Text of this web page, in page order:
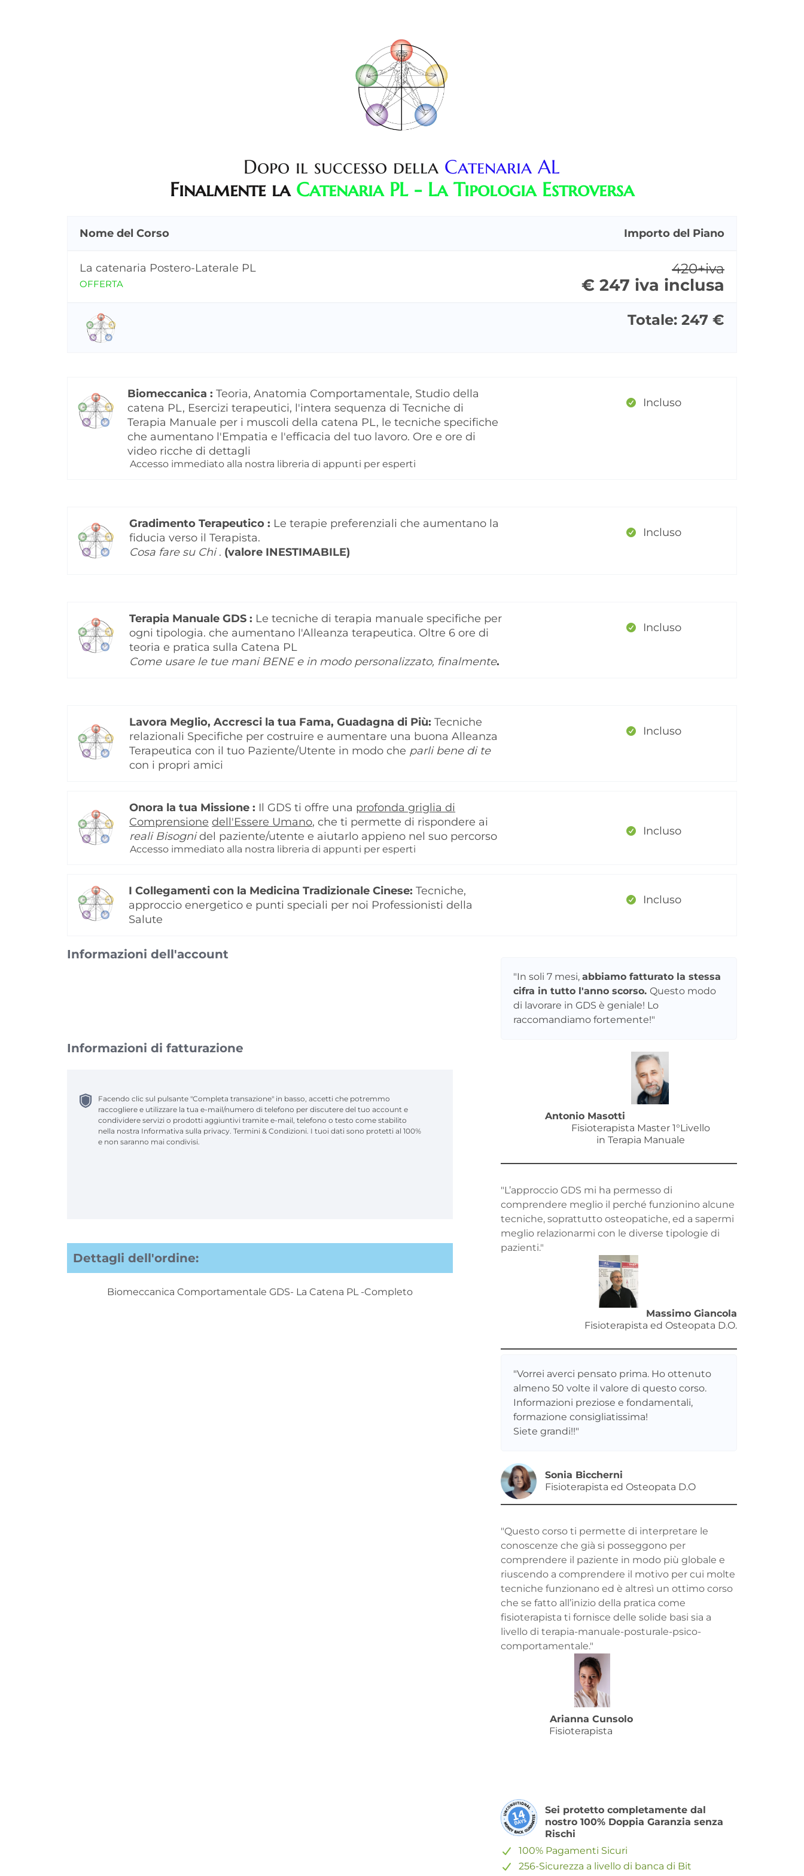
Dopo il successo della Catenaria AL
Finalmente la Catenaria PL - La Tipologia Estroversa
Nome del Corso Importo del Piano
La catenaria Postero-Laterale PL
OFFERTA
420+iva
€ 247 iva inclusa
Totale: 247 €
Biomeccanica :Teoria, Anatomia Comportamentale, Studio della
catena PL, Esercizi terapeutici, l'intera sequenza di Tecniche di
Terapia Manuale per i muscoli della catena PL, le tecniche specifiche
che aumentano l'Empatia e l'efficacia del tuo lavoro. Ore e ore di
video ricche di dettagli
Accesso immediato alla nostra libreria di appunti per esperti
Incluso
Gradimento Terapeutico : Le terapie preferenziali che aumentano la
fiducia verso il Terapista.
Cosa fare su Chi. (valore INESTIMABILE)
Incluso
Terapia Manuale GDS : Le tecniche di terapia manuale specifiche per
ogni tipologia. che aumentano l'Alleanza terapeutica. Oltre 6 ore di
teoria e pratica sulla Catena PL
Come usare le tue mani BENE e in modo personalizzato, finalmente.
Incluso
Lavora Meglio, Accresci la tua Fama, Guadagna di Più:Tecniche
relazionali Specifiche per costruire e aumentare una buona Alleanza
Terapeutica con il tuo Paziente/Utente in modo che parli bene di te
con i propri amici
Incluso
Onora la tua Missione : Il GDS ti offre una profonda griglia di
Comprensione dell'Essere Umano, che ti permette di rispondere ai
reali Bisognidel paziente/utente e aiutarlo appieno nel suo percorso
Accesso immediato alla nostra libreria di appunti per esperti
Incluso
I Collegamenti con la Medicina Tradizionale Cinese:Tecniche,
approccio energetico e punti speciali per noi Professionisti della
Salute
Incluso
Informazioni dell'account
Informazioni di fatturazione
Facendo clic sul pulsante "Completa transazione" in basso, accetti che potremmo
raccogliere e utilizzare la tua e-mail/numero di telefono per discutere del tuo account e
condividere servizi o prodotti aggiuntivi tramite e-mail, telefono o testo come stabilito
nella nostra Informativa sulla privacy. Termini & Condizioni. I tuoi dati sono protetti al 100%
e non saranno mai condivisi.
Dettagli dell'ordine:
Biomeccanica Comportamentale GDS- La Catena PL -Completo
"In soli 7 mesi, abbiamo fatturato la stessa
cifra in tutto l'anno scorso. Questo modo
di lavorare in GDS è geniale! Lo
raccomandiamo fortemente!"
Antonio Masotti
Fisioterapista Master 1°Livello
in Terapia Manuale
"L’approccio GDS mi ha permesso di
comprendere meglio il perché funzionino alcune
tecniche, soprattutto osteopatiche, ed a sapermi
meglio relazionarmi con le diverse tipologie di
pazienti."
Massimo Giancola
Fisioterapista ed Osteopata D.O.
"Vorrei averci pensato prima. Ho ottenuto
almeno 50 volte il valore di questo corso.
Informazioni preziose e fondamentali,
formazione consigliatissima!
Siete grandi!!"
Sonia Biccherni
Fisioterapista ed Osteopata D.O
"Questo corso ti permette di interpretare le
conoscenze che già si posseggono per
comprendere il paziente in modo più globale e
riuscendo a comprendere il motivo per cui molte
tecniche funzionano ed è altresì un ottimo corso
che se fatto all’inizio della pratica come
fisioterapista ti fornisce delle solide basi sia a
livello di terapia-manuale-posturale-psico-
comportamentale."
Arianna Cunsolo
Fisioterapista
Sei protetto completamente dal
nostro 100% Doppia Garanzia senza
Rischi
100% Pagamenti Sicuri
256-Sicurezza a livello di banca di Bit